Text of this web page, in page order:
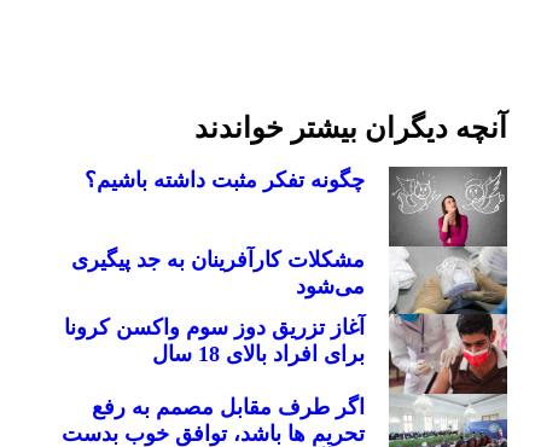
آنچه دیگران بیشتر خواندند
چگونه تفکر مثبت داشته باشیم؟
مشکلات کارآفرینان به جد پیگیری
می‌شود
آغاز تزریق دوز سوم واکسن کرونا
برای افراد بالای 18 سال
اگر طرف مقابل مصمم به رفع
تحریم ها باشد، توافق خوب بدست